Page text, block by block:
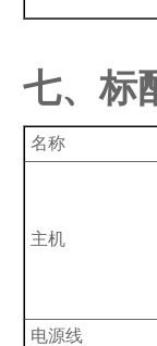
七、标
名称
主机
电源线